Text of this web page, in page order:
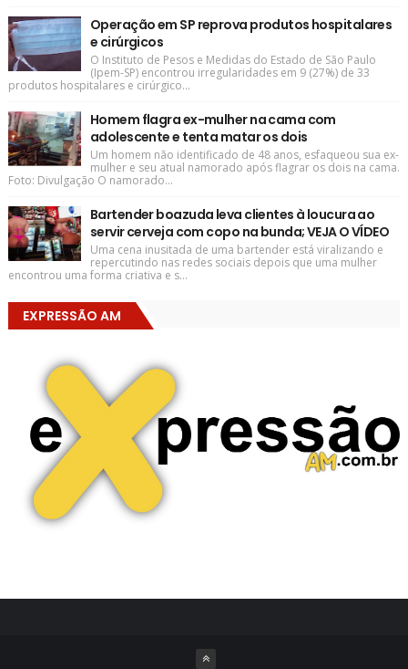
Operação em SP reprova produtos hospitalares
e cirúrgicos
O Instituto de Pesos e Medidas do Estado de São Paulo
(Ipem-SP) encontrou irregularidades em 9 (27%) de 33
produtos hospitalares e cirúrgico...
Homem flagra ex-mulher na cama com
adolescente e tenta matar os dois
Um homem não identificado de 48 anos, esfaqueou sua ex-
mulher e seu atual namorado após flagrar os dois na cama.
Foto: Divulgação O namorado...
Bartender boazuda leva clientes à loucura ao
servir cerveja com copo na bunda; VEJA O VÍDEO
Uma cena inusitada de uma bartender está viralizando e
repercutindo nas redes sociais depois que uma mulher
encontrou uma forma criativa e s...
EXPRESSÃO AM